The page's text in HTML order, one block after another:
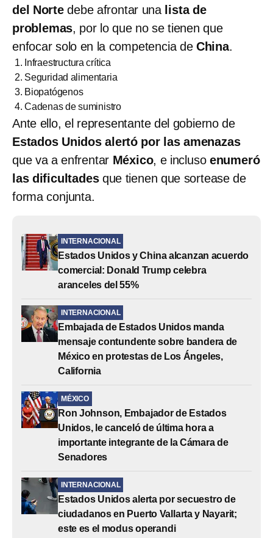
del Nortedebe afrontar una lista de
problemas, por lo que no se tienen que
enfocar solo en la competencia de China.
Infraestructura crítica
Seguridad alimentaria
Biopatógenos
Cadenas de suministro
Ante ello, el representante del gobierno de
Estados Unidos alertó por las amenazas
que va a enfrentar México, e incluso enumeró
las dificultadesque tienen que sortease de
forma conjunta.
INTERNACIONAL
Estados Unidos y China alcanzan acuerdo
comercial: Donald Trump celebra
aranceles del 55%
INTERNACIONAL
Embajada de Estados Unidos manda
mensaje contundente sobre bandera de
México en protestas de Los Ángeles,
California
MÉXICO
Ron Johnson, Embajador de Estados
Unidos, le canceló de última hora a
importante integrante de la Cámara de
Senadores
INTERNACIONAL
Estados Unidos alerta por secuestro de
ciudadanos en Puerto Vallarta y Nayarit;
este es el modus operandi